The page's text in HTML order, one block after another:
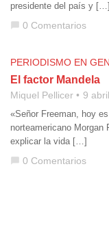
presidente del país y […]
chat_bubble 0 Comentarios
PERIODISMO EN
El factor Mandela
Miquel Pellicer 9
«Señor Freeman, hoy
norteamericano
explicar la vida […]
chat_bubble 0 Comentarios